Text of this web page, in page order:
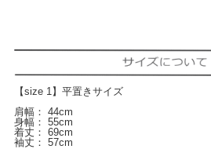
【size 1】平置きサイズ
肩幅： 44cm
身幅： 55cm
着丈： 69cm
袖丈： 57cm